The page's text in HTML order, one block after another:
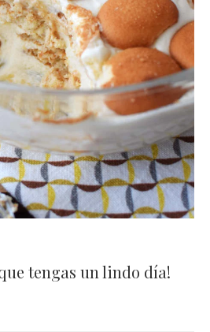
tengas un lindo día!